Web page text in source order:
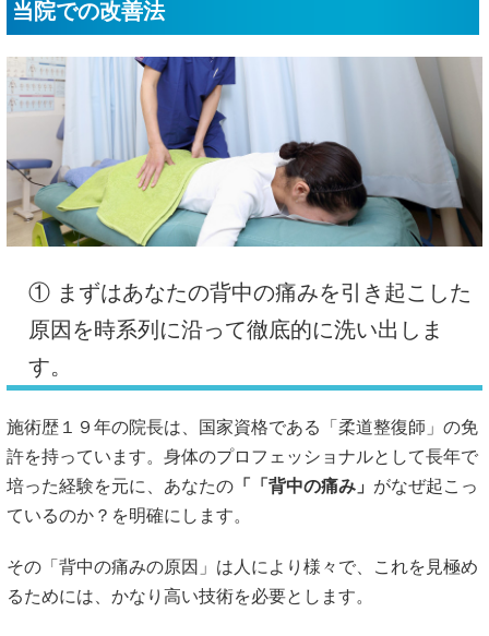
当院での改善法
① まずはあなたの背中の痛みを引き起こした
原因を時系列に沿って徹底的に洗い出しま
す。
施術歴１９年の院長は、国家資格である「柔道整復師」の免
許を持っています。身体のプロフェッショナルとして長年で
培った経験を元に、あなたの 「「背中の痛み」 がなぜ起こっ
ているのか？を明確にします。
その「背中の痛みの原因」は人により様々で、これを見極め
るためには、かなり高い技術を必要とします。